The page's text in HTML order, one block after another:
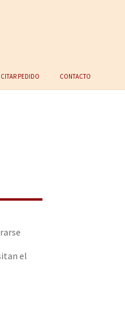
Pedido Contacto
el